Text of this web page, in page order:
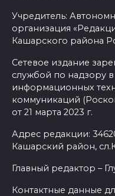
Учредитель:
организация
Кашарского района
Сетевое издание
службой по надзору
информационных
коммуникаций
от 21 марта 2023 г.
Адрес редакции:
Кашарский район,
Главный редактор –
Контактные данные